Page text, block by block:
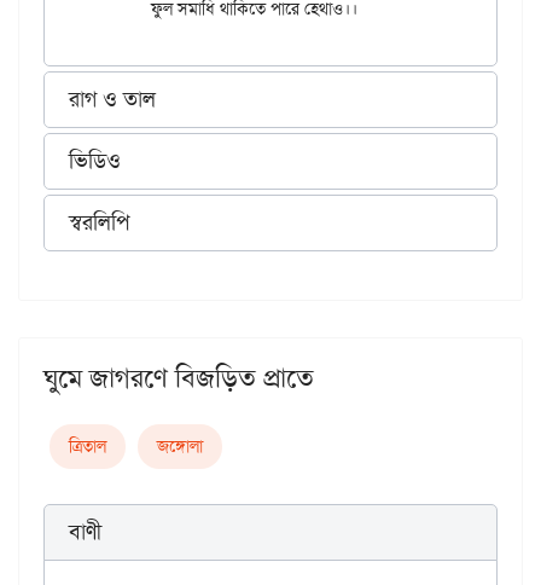
রাগ ও তাল
ভিডিও
স্বরলিপি
ঘুমে জাগরণে বিজড়িত প্রাতে
ত্রিতাল জঙ্গোলা
বাণী